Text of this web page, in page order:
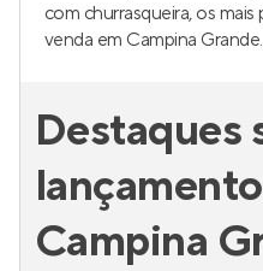
com churrasqueira, os
venda em Campina Grande.
Destaques
Campina